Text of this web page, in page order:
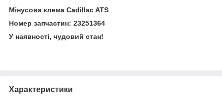
Мінусова клема Cadillac ATS
Номер запчастин: 23251364
У наявності, чудовий стан!
Характеристики